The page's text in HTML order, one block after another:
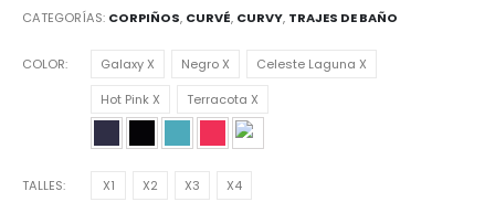
CATEGORÍAS: CORPIÑOS, CURVÉ, CURVY, TRAJES DE BAÑO
COLOR Galaxy X Negro X
Celeste Laguna X
Hot Pink X
Terracota X
TALLES X1 X2 X3 X4